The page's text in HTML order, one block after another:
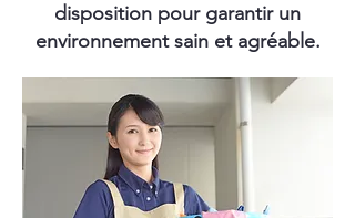
disposition pour garantir un
environnement sain et agréable.